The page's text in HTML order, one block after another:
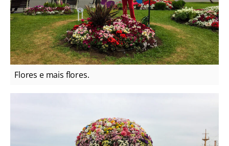
Flores e mais flores.